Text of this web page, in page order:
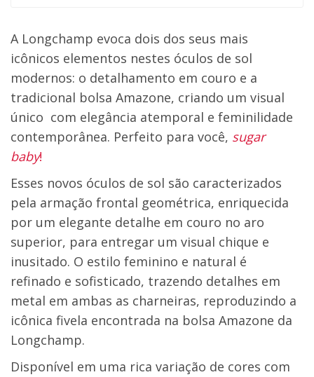
A Longchamp evoca dois dos seus mais
icônicos elementos nestes óculos de sol
modernos: o detalhamento em couro e a
tradicional bolsa Amazone, criando um visual
único com elegância atemporal e feminilidade
contemporânea. Perfeito para você, sugar
baby!
Esses novos óculos de sol são caracterizados
pela armação frontal geométrica, enriquecida
por um elegante detalhe em couro no aro
superior, para entregar um visual chique e
inusitado. O estilo feminino e natural é
refinado e sofisticado, trazendo detalhes em
metal em ambas as charneiras, reproduzindo a
icônica fivela encontrada na bolsa Amazone da
Longchamp.
Disponível em uma rica variação de cores com